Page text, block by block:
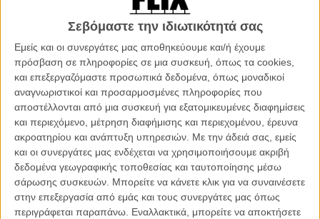
Σεβόμαστε την ιδιωτικότητά σας
Εμείς και οι συνεργάτες μας αποθηκεύουμε και/ή έχουμε
πρόσβαση σε πληροφορίες σε μια συσκευή, όπως τα cookies,
και επεξεργαζόμαστε προσωπικά δεδομένα, όπως μοναδικοί
αναγνωριστικοί και προσαρμοσμένες πληροφορίες που
αποστέλλονται από μια συσκευή για εξατομικευμένες διαφημίσεις
και περιεχόμενο, μέτρηση διαφήμισης και περιεχομένου, έρευνα
ακροατηρίου και ανάπτυξη υπηρεσιών. Με την άδειά σας, εμείς
και οι συνεργάτες μας ενδέχεται να χρησιμοποιήσουμε ακριβή
δεδομένα γεωγραφικής τοποθεσίας και ταυτοποίησης μέσω
σάρωσης συσκευών. Μπορείτε να κάνετε κλικ για να συναινέσετε
στην επεξεργασία από εμάς και τους συνεργάτες μας όπως
περιγράφεται παραπάνω. Εναλλακτικά, μπορείτε να αποκτήσετε
ΑΡΘΡΑ
Θεσσαλονίκη 2019: Ο ανατρεπτικός Καταλανός
Αλμπερτ Σέρα, η διορατική Τζοάνα Χογκ και όλες τους
οι ταινίες στο 60ό Φεστιβάλ Κινηματογράφου
Θεσσαλονίκης
ΝΕΑ /03 ΣΕΠ 2019 / Flix Team